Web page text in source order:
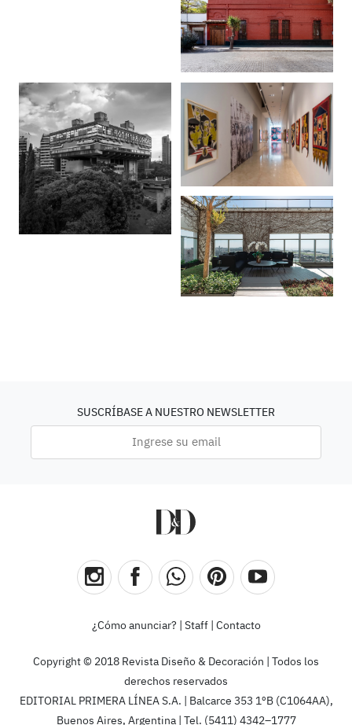
SUSCRÍBASE A NUESTRO NEWSLETTER
¿Cómo anunciar? Staff| Contacto
Copyright © 2018 Revista Diseño & Decoración | Todos los
derechos reservados
EDITORIAL PRIMERA LÍNEA S.A. | Balcarce 353 1ºB (C1064AA),
Buenos Aires, Argentina | Tel. (5411) 4342–1777